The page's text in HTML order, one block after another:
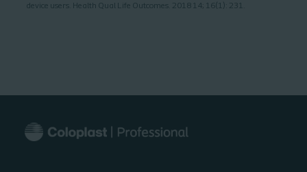
device users. Health Qual Life Outcomes. 2018 14; 16(1): 231.